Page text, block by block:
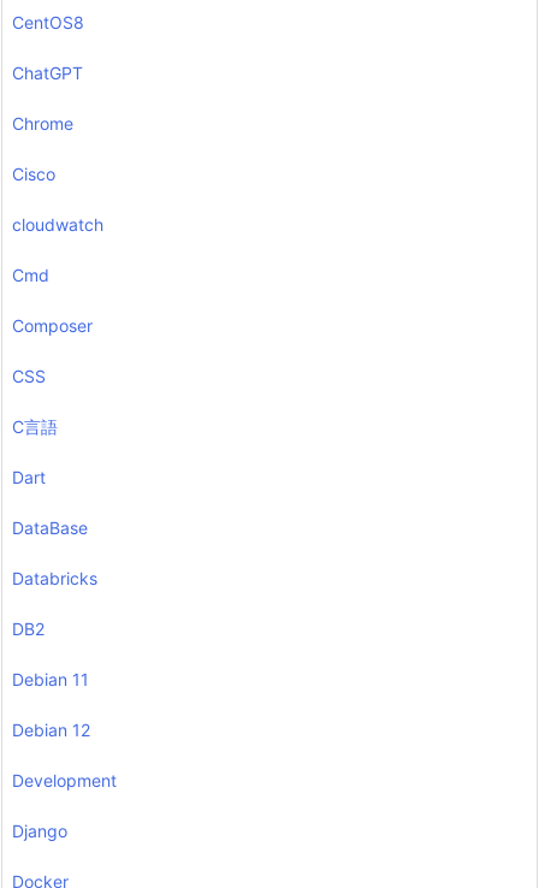
CentOS8
ChatGPT
Chrome
Cisco
cloudwatch
Cmd
Composer
CSS
C言語
Dart
DataBase
Databricks
DB2
Debian 11
Debian 12
Development
Django
Docker